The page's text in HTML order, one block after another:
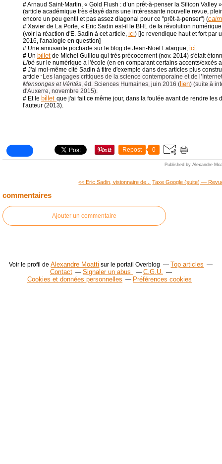
#Arnaud Saint-Martin, « Gold Flush : d’un prêt-à-penser la Silicon Valley
(article académique très étayé dans une intéressante nouvelle revue,
encore un peu gentil et pas assez diagonal pour ce "prêt-à-penser") (cairn
# Xavier de La Porte, « Eric Sadin est-il le BHL de la révolution
(voir la réaction d'E. Sadin à cet article, ici) [je revendique haut et fort par
2016, l'analogie en question]
# Une amusante pochade sur le blog de Jean-Noël Lafargue, ici.
# Un billet de Michel Guillou qui très précocement (nov. 2014) s'était
Libé sur le numérique à l'école (en en comparant certains accents/excès
# J'ai moi-même cité Sadin à titre d'exemple dans des articles plus
article "Les langages critiques de la science contemporaine et de
Mensonges et Vérités, éd. Sciences Humaines, juin 2016 ( lien) (suite à
d'Auxerre, novembre 2015).
# Et le billet que j'ai fait ce même jour, dans la foulée avant de rendre les
l'auteur (2013).
Repost 0
Published by Alexandre
<< Eric Sadin, visionnaire de... Taxe Google (suite) ―
commentaires
Ajouter un commentaire
Voir le profil deAlexandre Moatti sur le portail Overblog
Top articles
Contact
Signaler un abus
C.G.U.
Cookies et données personnelles
Préférences cookies